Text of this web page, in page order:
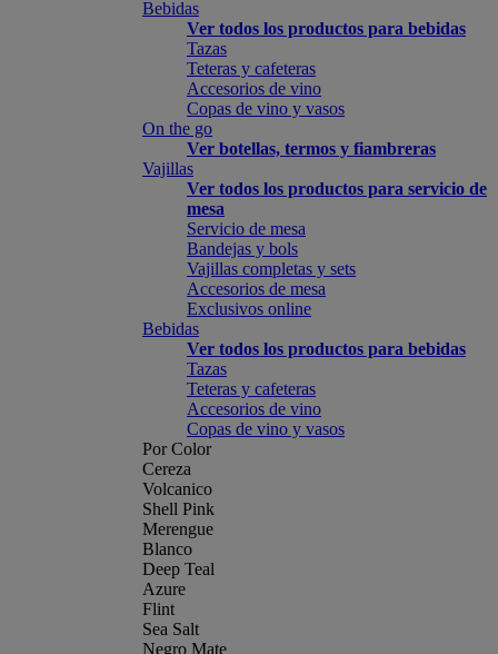
Bebidas
Ver todos los productos para bebidas
Tazas
Teteras y cafeteras
Accesorios de vino
Copas de vino y vasos
On the go
Ver botellas, termos y fiambreras
Vajillas
Ver todos los productos para servicio de
mesa
Servicio de mesa
Bandejas y bols
Vajillas completas y sets
Accesorios de mesa
Exclusivos online
Bebidas
Ver todos los productos para bebidas
Tazas
Teteras y cafeteras
Accesorios de vino
Copas de vino y vasos
Por Color
Cereza
Volcanico
Shell Pink
Merengue
Blanco
Deep Teal
Azure
Flint
Sea Salt
Negro Mate